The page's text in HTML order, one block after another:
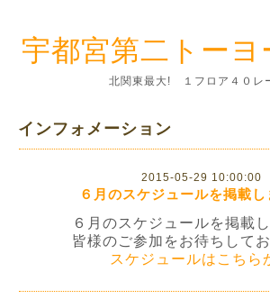
宇都宮第二トーヨ
北関東最大! １フロア４０レ
インフォメーション
2015-05-29 10:00:00
６月のスケジュールを掲載し
６月のスケジュールを掲載し
皆様のご参加をお待ちしてお
スケジュールはこちら